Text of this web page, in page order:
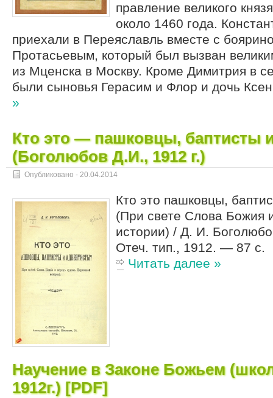
правление великого
около 1460 года.
приехали в Переяславль вместе с
Протасьевым, который был вызван
из Мценска в Москву. Кроме Димитрия в
были сыновья Герасим и Флор и дочь
»
Кто это — пашковцы, баптисты
(Боголюбов Д.И., 1912 г.)
Опубликовано - 20.04.2014
Кто это пашковцы,
(При свете Слова Божия
истории) / Д. И.
Отеч. тип., 1912. — 87 с.
Читать далее »
Научение в Законе Божьем
1912г.) [PDF]